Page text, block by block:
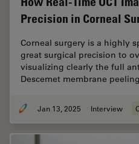
Precision in Corneal
Corneal surgery is a highly
great surgical precision to
visualizing clearly the full
Descemet membrane
Jan 13, 2025 Interview